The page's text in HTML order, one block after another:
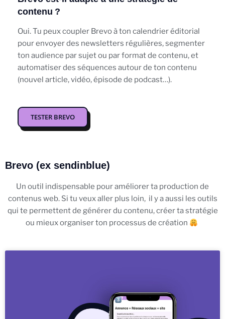
contenu ?
Oui. Tu peux coupler Brevo à ton calendrier éditorial
pour envoyer des newsletters régulières, segmenter
ton audience par sujet ou par format de contenu, et
automatiser des séquences autour de ton contenu
(nouvel article, vidéo, épisode de podcast…).
TESTER BREVO
Brevo (ex sendinblue)
Un outil indispensable pour améliorer ta production de
contenus web. Si tu veux aller plus loin, il y a aussi les outils
qui te permettent de générer du contenu, créer ta stratégie
ou mieux organiser ton processus de création